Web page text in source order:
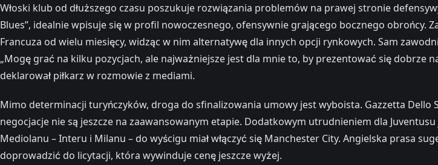
Włoski klub od dłuższego czasu poszukuje rozwiązania problemów na prawej stronie
Blues”, idealnie wpisuje się w profil nowoczesnego, ofensywnie grającego bocznego obrońcy.
Francuza od wielu miesięcy, widząc w nim alternatywę dla innych opcji rynkowych. Sam
„Mogę grać na kilku pozycjach, ale najważniejsze jest dla mnie to, by prezentować się
deklarował piłkarz w rozmowie z mediami.
Mimo determinacji turyńczyków, droga do sfinalizowania umowy jest wyboista. Gazzetta
negocjacje nie są jeszcze na zaawansowanym etapie. Dodatkowym utrudnieniem dla
Mediolanu – Interu i Milanu – do wyścigu miał włączyć się Manchester City. Angielska prasa
doprowadzić do licytacji, która wywinduje cenę jeszcze wyżej.